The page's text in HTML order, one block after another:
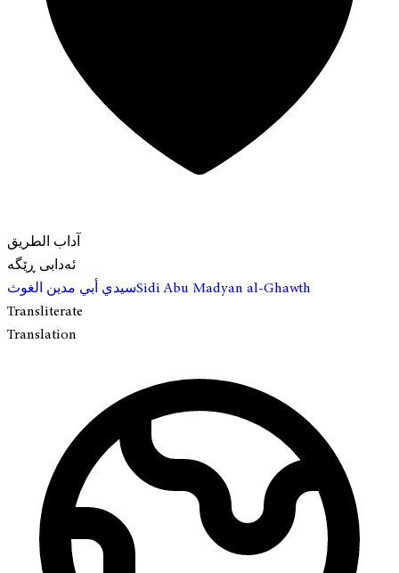
آداب الطريق
سيدي أبي مدين الغوثSidi Abu Madyan al-Ghawth
Transliterate
Translation